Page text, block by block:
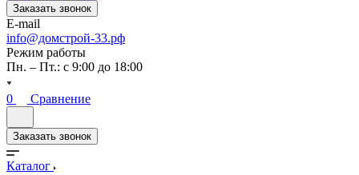
Заказать звонок
E-mail
info@домстрой-33.рф
Режим работы
Пн. – Пт.: с 9:00 до 18:00
0 Сравнение
Заказать звонок
Каталог